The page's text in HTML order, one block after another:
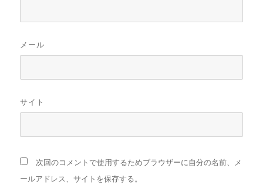
メール
サイト
次回のコメントで使用するためブラウザーに自分の名前、メ
ールアドレス、サイトを保存する。